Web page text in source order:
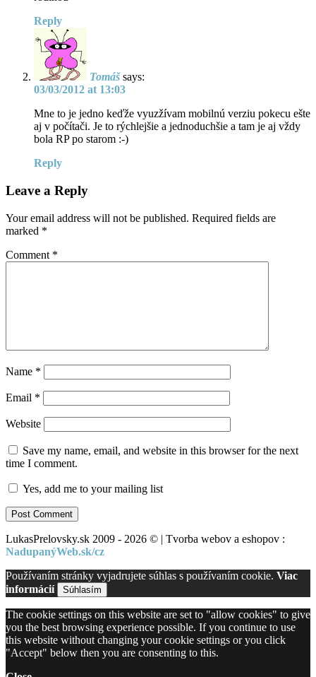
Reply
Tomáš says:
03/03/2012 at 13:03
Mne to je jedno keďže vyuzžívam mobilnú verziu pokecu ešte
aj v počítači. Je to rýchlejšie a jednoduchšie a tam je aj vždy
bola RP po starom :-)
Reply
Leave a Reply
Your email address will not be published. Required fields are
marked *
Comment *
Name *
Email *
Website
Save my name, email, and website in this browser for the next
time I comment.
Yes, add me to your mailing list
LukasPrelovsky.sk 2009 - 2026 © | Tvorba webov a eshopov :
NadupanýWeb.sk/cz
Používaním stránky vyjadrujete súhlas s používaním cookie. Viac
informácií
Súhlasím
The cookie settings on this website are set to "allow cookies" to give
you the best browsing experience possible. If you continue to use
this website without changing your cookie settings or you click
"Accept" below then you are consenting to this.